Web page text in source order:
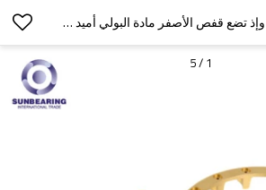
SUNBEARING وإذ تضع قفص الأصفر مادة البولي أميد 66
1
/
5